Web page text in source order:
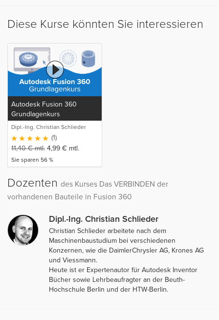
Diese Kurse könnten Sie interessieren
Autodesk Fusion 360
Grundlagenkurs
Dipl.-Ing. Christian Schlieder
(1)
11,40€mtl. 4,99 € mtl.
Sie sparen 56 %
Dozenten des Kurses Das VERBINDEN der
vorhandenen Bauteile in Fusion 360
Dipl.-Ing. Christian Schlieder
Christian Schlieder arbeitete nach dem
Maschinenbaustudium bei verschiedenen
Konzernen, wie die DaimlerChrysler AG, Krones AG
und Viessmann.
Heute ist er Expertenautor für Autodesk Inventor
Bücher sowie Lehrbeaufragter an der Beuth-
Hochschule Berlin und der HTW-Berlin.